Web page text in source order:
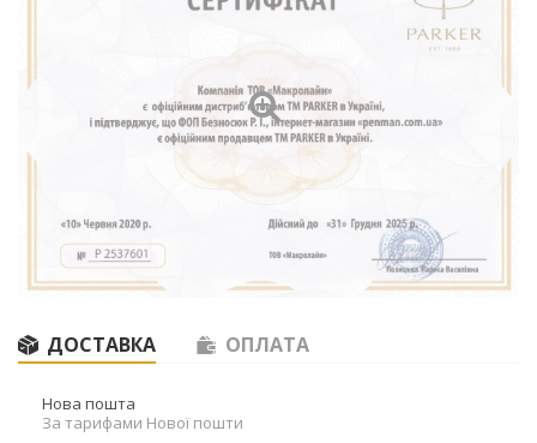
ДОСТАВКА ОПЛАТА
Нова пошта
За тарифами Нової пошти